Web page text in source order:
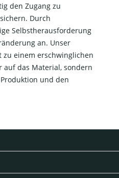
den Zugang zu
Durch
Selbstherausforderung
an. Unser
einem erschwinglichen
auf das Material, sondern
und den